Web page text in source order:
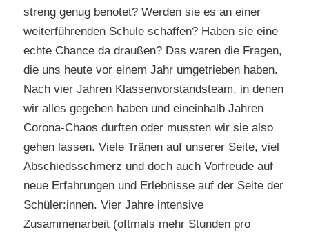
streng genug benotet? Werden sie es an einer
weiterführenden Schule schaffen? Haben sie eine
echte Chance da draußen? Das waren die Fragen,
die uns heute vor einem Jahr umgetrieben haben.
Nach vier Jahren Klassenvorstandsteam, in denen
wir alles gegeben haben und eineinhalb Jahren
Corona-Chaos durften oder mussten wir sie also
gehen lassen. Viele Tränen auf unserer Seite, viel
Abschiedsschmerz und doch auch Vorfreude auf
neue Erfahrungen und Erlebnisse auf der Seite der
Schüler:innen. Vier Jahre intensive
Zusammenarbeit (oftmals mehr Stunden pro